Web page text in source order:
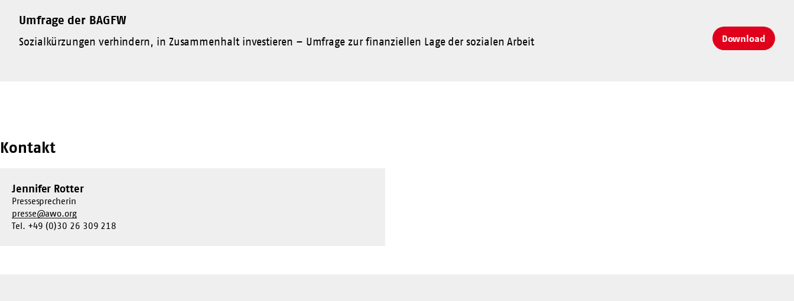
Umfrage der BAGFW
Sozialkürzungen verhindern, in Zusammenhalt investieren – Umfrage zur finanziellen Lage der sozialen Arbeit Download
Kontakt
Jennifer Rotter
Pressesprecherin
presse@awo.org
Tel. +49 (0)30 26 309 218